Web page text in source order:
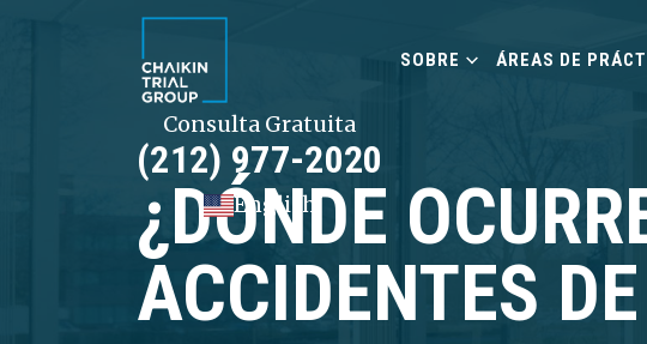
SOBRE ÁREAS DE
Consulta Gratuita
(212) 977-2020
English
¿DÓNDE
ACCIDENTES